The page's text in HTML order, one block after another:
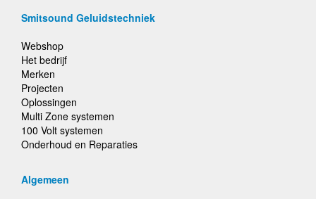
Smitsound Geluidstechniek
Webshop
Het bedrijf
Merken
Projecten
Oplossingen
Multi Zone systemen
100 Volt systemen
Onderhoud en Reparaties
Algemeen